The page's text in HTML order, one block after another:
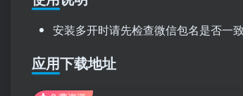
安装多开时请先检查微信包名是否一
应用下载地址